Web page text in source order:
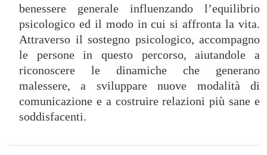
benessere generale influenzando l’equilibrio
psicologico ed il modo in cui si affronta la vita.
Attraverso il sostegno psicologico, accompagno
le persone in questo percorso, aiutandole a
riconoscere le dinamiche che generano
malessere, a sviluppare nuove modalità di
comunicazione e a costruire relazioni più sane e
soddisfacenti.